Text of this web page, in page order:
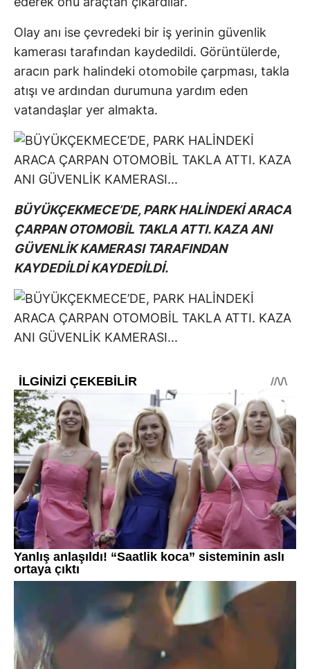
Olay anı ise çevredeki bir iş yerinin güvenlik
kamerası tarafından kaydedildi. Görüntülerde,
aracın park halindeki otomobile çarpması, takla
atışı ve ardından durumuna yardım eden
vatandaşlar yer almakta.
BÜYÜKÇEKMECE’DE, PARK HALİNDEKİ ARACA
ÇARPAN OTOMOBİL TAKLA ATTI. KAZA ANI
GÜVENLİK KAMERASI TARAFINDAN
KAYDEDİLDİ KAYDEDİLDİ.